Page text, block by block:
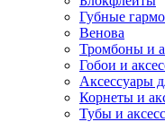
Губные
Венова
Тромбоны и
Гобои и
Аксессуары
Корнеты и
Тубы и